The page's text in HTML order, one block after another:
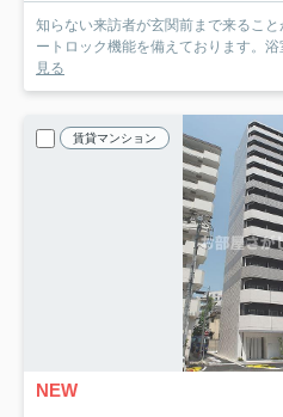
知らない来訪者が玄関前まで来るこ
ートロック機能を備えております。
見る
賃貸マンション
NEW